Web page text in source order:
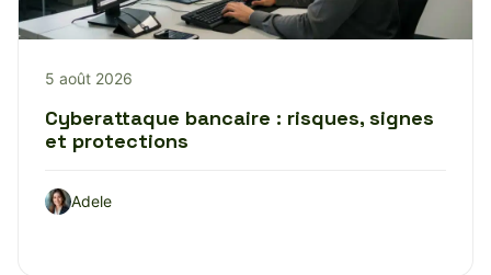
5 août 2026
Cyberattaque bancaire : risques, signes
et protections
Adele